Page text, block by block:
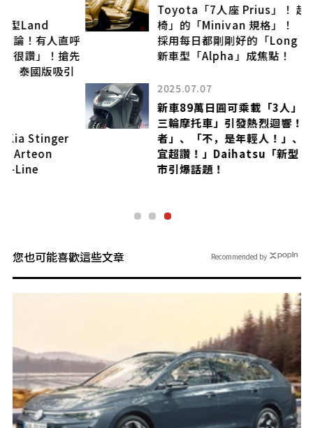
Toyota「7人座 Prius」！ 超好用「3列座
椅」的「Minivan 規格」！
採用每日都剛剛好的「Long Body」的嶄
新車型「Alpha」成焦點！
2025.07.07
新車89萬日圓可乘載「3人」！小型「新型
三輪摩托車」引發熱烈迴響！「適合鄉村長
者」、「不，是年輕人！」、「維護費超便
宜超讚！」Daihatsu「新型 Neo One」上
您也可能喜歡這些文章 Recommended by